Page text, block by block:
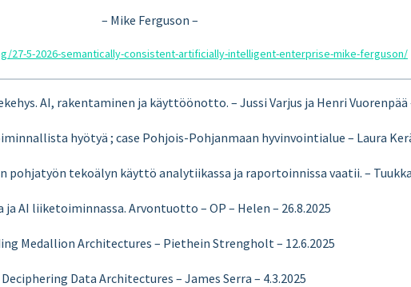
– Mike Ferguson –
27-5-2026-semantically-consistent-artificially-intelligent-enterprise-mike-ferguson/
AI, rakentaminen ja käyttöönotto. – Jussi Varjus ja Henri Vuorenpää
hyötyä ; case Pohjois-Pohjanmaan hyvinvointialue – Laura
tekoälyn käyttö analytiikassa ja raportoinnissa vaatii. – Tuukka
ja AI liiketoiminnassa. Arvontuotto – OP – Helen – 26.8.2025
Medallion Architectures – Piethein Strengholt – 12.6.2025
Deciphering Data Architectures – James Serra – 4.3.2025